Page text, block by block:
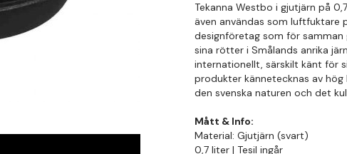
Tekanna Westbo i gjutjärn på
även användas som luftfuktare
designföretag som för
sina rötter i Smålands anrika
internationellt, särskilt känt för
produkter kännetecknas av
den svenska naturen och det
Mått & Info:
Material: Gjutjärn (svart)
0,7 liter | Tesil ingår